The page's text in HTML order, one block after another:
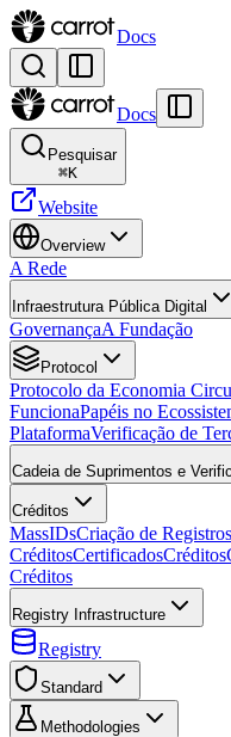
Docs
Docs
Pesquisar
⌘K
Website
Overview
A Rede
Infraestrutura Pública Digital
GovernançaA Fundação
Protocol
Protocolo da Economia
FuncionaPapéis no
PlataformaVerificação de
Cadeia de Suprimentos e
Créditos
MassIDsCriação de
CréditosCertificadosCréditos
Créditos
Registry Infrastructure
Registry
Standard
Methodologies